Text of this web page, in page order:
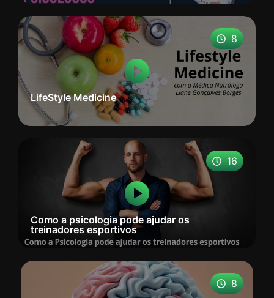
8
LifeStyle Medicine
16
Como a psicologia pode ajudar os
treinadores esportivos
8